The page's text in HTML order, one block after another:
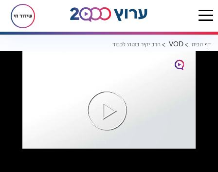
שידור חי
דף הבית VOD הרב יקיר בוטה: לכבוד שבועות: כוח הדיבור על פי הסוד!